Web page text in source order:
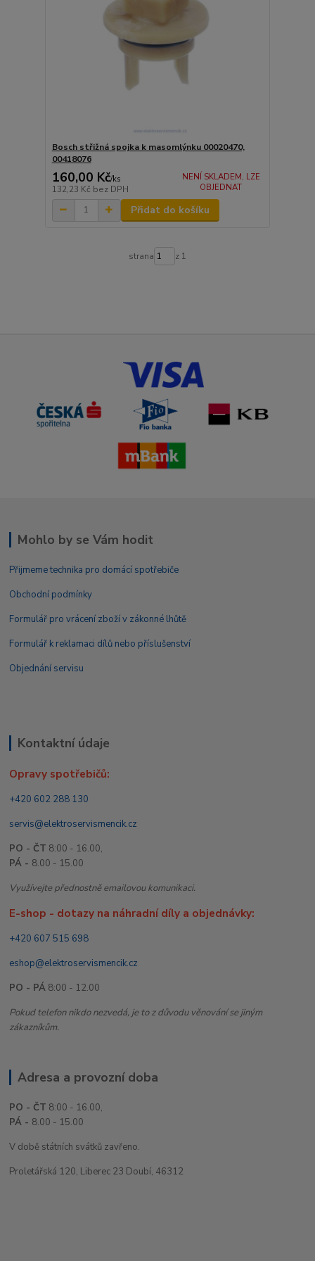
Bosch střižná spojka k masomlýnku 00020470,
00418076
160,00 Kč/ks
132,23 Kč bez DPH
NENÍ SKLADEM, LZE
OBJEDNAT
Přidat do košíku
strana z 1
Mohlo by se Vám hodit
Přijmeme technika pro domácí spotřebiče
Obchodní podmínky
Formulář pro vrácení zboží v zákonné lhůtě
Formulář k reklamaci dílů nebo příslušenství
Objednání servisu
Kontaktní údaje
Opravy spotřebičů:
+420 602 288 130
servis@elektroservismencik.cz
PO - ČT 8:00 - 16.00,
PÁ - 8.00 - 15.00
Využívejte přednostně emailovou komunikaci.
E-shop - dotazy na náhradní díly a objednávky:
+420 607 515 698
eshop@elektroservismencik.cz
PO - PÁ 8:00 - 12.00
Pokud telefon nikdo nezvedá, je to z důvodu věnování se jiným
zákazníkům.
Adresa a provozní doba
PO - ČT 8:00 - 16.00,
PÁ - 8.00 - 15.00
V době státních svátků zavřeno.
Proletářská 120, Liberec 23 Doubí, 46312